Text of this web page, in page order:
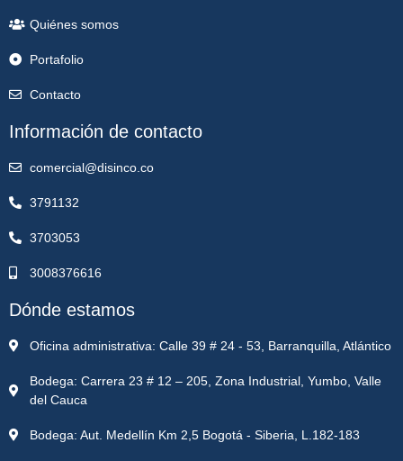
Quiénes somos
Portafolio
Contacto
Información de contacto
comercial@disinco.co
3791132
3703053
3008376616
Dónde estamos
Oficina administrativa: Calle 39 # 24 - 53, Barranquilla, Atlántico
Bodega: Carrera 23 # 12 – 205, Zona Industrial, Yumbo, Valle
del Cauca
Bodega: Aut. Medellín Km 2,5 Bogotá - Siberia, L.182-183